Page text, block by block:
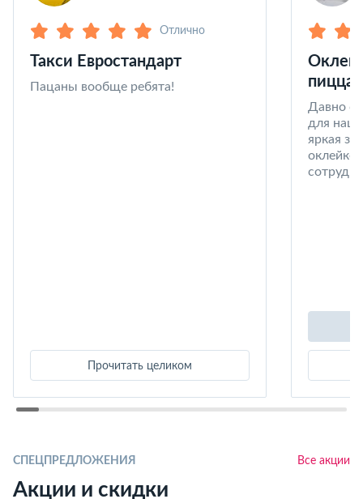
Отлично
Такси Евростандарт
Пацаны вообще ребята!
Прочитать целиком
пицца
Давно
для
яркая
оклейке
СПЕЦПРЕДЛОЖЕНИЯ Все акции
Акции и скидки